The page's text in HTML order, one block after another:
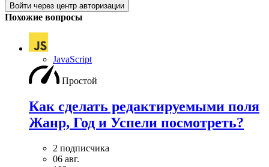
Войти через центр авторизации
Похожие вопросы
JavaScript
Простой
Как сделать редактируемыми поля
Жанр, Год и Успели посмотреть?
2 подписчика
06 авг.